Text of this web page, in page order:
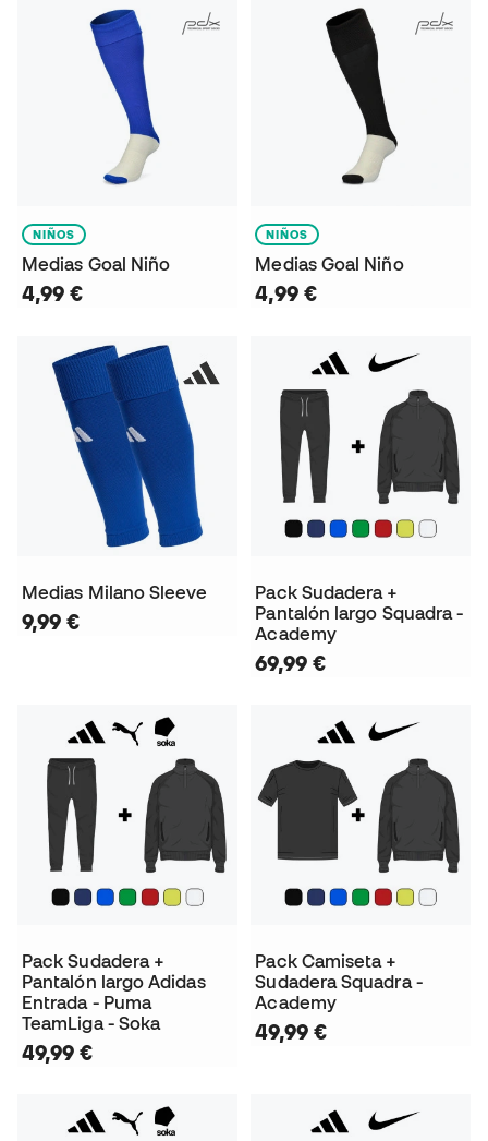
NIÑOS
Medias Goal Niño
4,99 €
NIÑOS
Medias Goal Niño
4,99 €
Medias Milano Sleeve
9,99 €
Pack Sudadera +
Pantalón largo Squadra -
Academy
69,99 €
Pack Sudadera +
Pantalón largo Adidas
Entrada - Puma
TeamLiga - Soka
49,99 €
Pack Camiseta +
Sudadera Squadra -
Academy
49,99 €